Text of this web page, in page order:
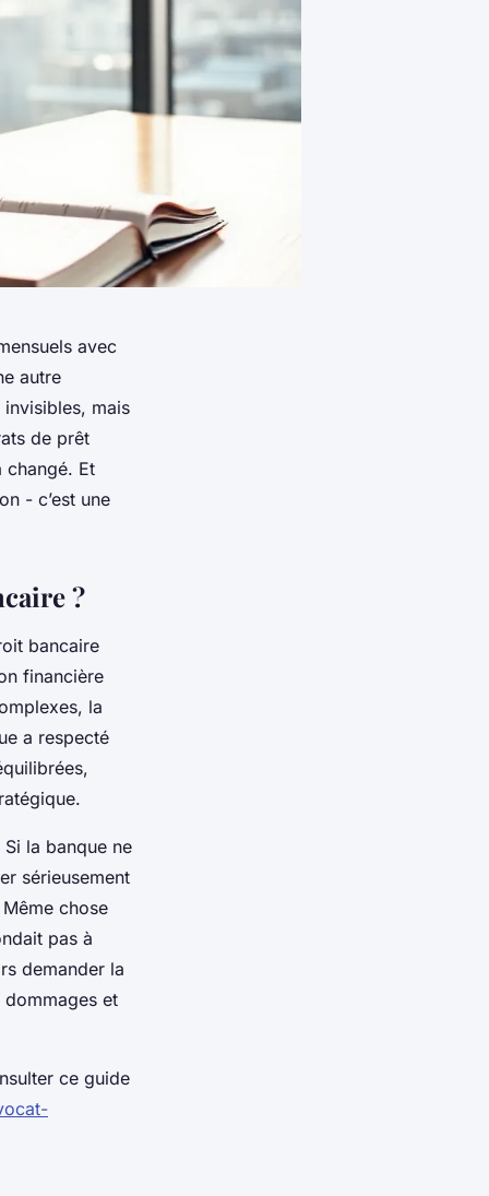
avec
autre
mais
de prêt
Et
- c’est une
?
bancaire
financière
la
a respecté
la banque ne
sérieusement
chose
pas à
demander la
et
ce guide